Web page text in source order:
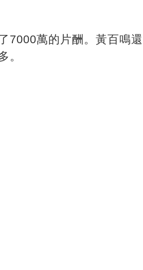
7000萬的片酬。黃百鳴還
。